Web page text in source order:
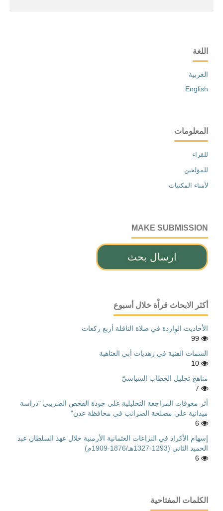
اللغة
العربية
English
المعلومات
للقراء
للمؤلفين
لأمناء المكتبات
MAKE SUBMISSION
ارسال بحث
أكثر الابحاث قراْة خلال أسبوع
الأحاديث الواردة في صلاة النافلة أربع ركعات
السمات الفنية في زهديات أبي العتاهية
مناهج تحليل الخطاب السياسيّ
أثر معوقات المراجعة التحليلية على جودة الفحص الضريبي "دراسة
ميدانية على مصلحة الضرائب في محافظة عدن"
إسهام الأكراد في النزاعات العثمانية الأرمنية خلال عهد السلطان عبد
الحميد الثاني (1293-1327هـ/1876-1909م)
الكلمات المفتاحية